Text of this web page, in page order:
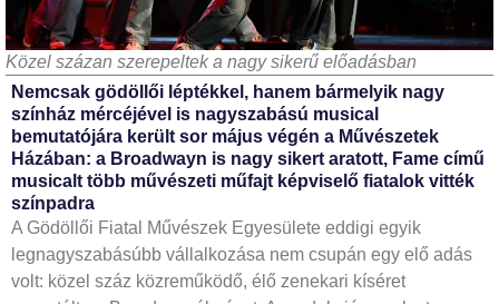
Közel százan szerepeltek a nagy sikerű előadásban
Nemcsak gödöllői léptékkel, hanem bármelyik nagy
színház mércéjével is nagyszabású musical
bemutatójára került sor május végén a Művészetek
Házában: a Broadwayn is nagy sikert aratott, Fame című
musicalt több művészeti műfajt képviselő fiatalok vitték
színpadra
A Gödöllői Fiatal Művészek Egyesülete eddigi egyik
legnagyszabásúbb vállalkozása nem csupán egy elő adás
volt: közel száz közreműködő, élő zenekari kíséret